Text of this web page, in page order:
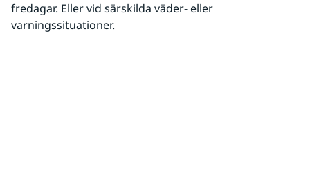
fredagar. Eller vid särskilda väder- eller
varningssituationer.